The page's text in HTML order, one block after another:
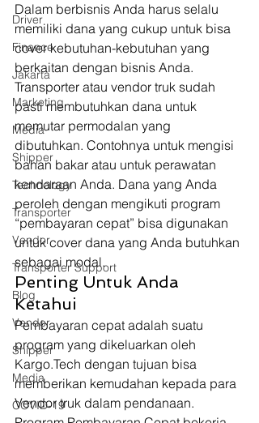
Driver
Finance
Jakarta
Marketing
Media
Shipper
Technology
Transporter
Vendor
Transporter Support
Blog
Vendor
Shipper
Media
COVID-19
Dalam berbisnis Anda harus selalu
memiliki dana yang cukup untuk bisa
cover kebutuhan-kebutuhan yang
berkaitan dengan bisnis Anda.
Transporter atau vendor truk sudah
pasti membutuhkan dana untuk
memutar permodalan yang
dibutuhkan. Contohnya untuk mengisi
bahan bakar atau untuk perawatan
kendaraan Anda. Dana yang Anda
peroleh dengan mengikuti program
“pembayaran cepat” bisa digunakan
untuk cover dana yang Anda butuhkan
sebagai modal.
Penting Untuk Anda
Ketahui
Pembayaran cepat adalah suatu
program yang dikeluarkan oleh
Kargo.Tech dengan tujuan bisa
memberikan kemudahan kepada para
Vendor truk dalam pendanaan.